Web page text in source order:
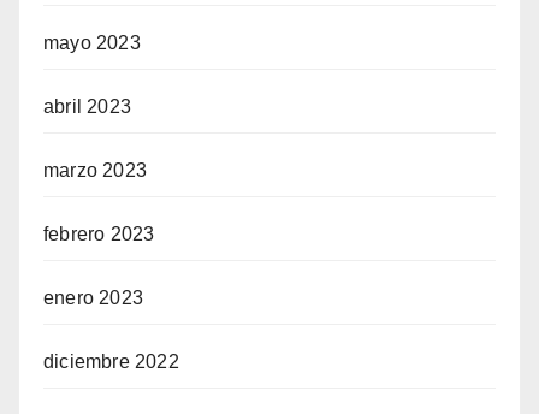
mayo 2023
abril 2023
marzo 2023
febrero 2023
enero 2023
diciembre 2022